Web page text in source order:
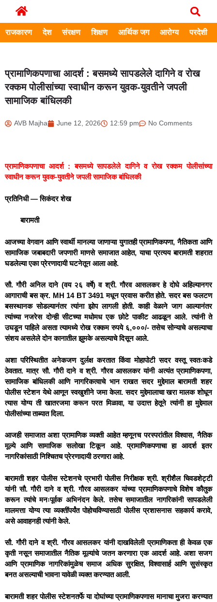
राजकारण देश संरक्षण शिक्षण आर्थिक जग आरोग्य परदेशी
प्रामाणिकपणाचा आदर्श : बसमध्ये सापडलेले दागिने व रोख
रक्कम पोलीसांच्या स्वाधीन करून युवक-युवतीने जपली
सामाजिक बांधिलकी
AVB Majha June 12, 2026 12:59 pm No Comments
प्रामाणिकपणाचा आदर्श : बसमध्ये सापडलेले दागिने व रोख रक्कम पोलीसांच्या
स्वाधीन करून युवक-युवतीने जपली सामाजिक बांधिलकी
प्रतिनिधी — सिकंदर शेख
बारामती
आजच्या वेगवान आणि स्वार्थी मानल्या जाणाऱ्या युगातही प्रामाणिकपणा, नैतिकता आणि
सामाजिक जबाबदारी जपणारी माणसे समाजात आहेत, याचा प्रत्यय बारामती शहरात
घडलेल्या एका प्रेरणादायी घटनेतून आला आहे.
सौ. गौरी अनिल दाने (वय २६ वर्षे) व श्री. गौरव आसलकर हे दोघे अहिल्यानगर
आगाराची बस क्र. MH 14 BT 3491 मधून प्रवास करीत होते. सदर बस फलटण
बसस्थानक सोडल्यानंतर त्यांना झोप लागली होती. काही वेळाने जाग आल्यानंतर
त्यांच्या नजरेस दोन्ही सीटच्या मधोमध एक छोटे पाकीट आढळून आले. त्यांनी ते
उघडून पाहिले असता त्यामध्ये रोख रक्कम रुपये ६,०००/- तसेच सोन्याचे असल्याचा
संशय असलेले दोन कानातील झुमके असल्याचे दिसून आले.
अशा परिस्थितीत अनेकजण दुर्लक्ष करतात किंवा मोहापोटी सदर वस्तू स्वतःकडे
ठेवतात. मात्र सौ. गौरी दाने व श्री. गौरव आसलकर यांनी अत्यंत प्रामाणिकपणा,
सामाजिक बांधिलकी आणि नागरिकत्वाचे भान राखत सदर मुद्देमाल बारामती शहर
पोलीस स्टेशन येथे आणून स्वखुशीने जमा केला. सदर मुद्देमालाचा खरा मालक शोधून
त्यास योग्य ती खातरजमा करून परत मिळावा, या उदात्त हेतूने त्यांनी हा मुद्देमाल
पोलीसांच्या ताब्यात दिला.
आजही समाजात अशा प्रामाणिक व्यक्ती आहेत म्हणूनच परस्परांतील विश्वास, नैतिक
मूल्ये आणि सामाजिक सलोखा टिकून आहे. प्रामाणिकपणाचा हा आदर्श इतर
नागरिकांसाठी निश्चितच प्रेरणादायी ठरणारा आहे.
बारामती शहर पोलीस स्टेशनचे प्रभारी पोलीस निरीक्षक श्री. श्रीशैल चिवडशेट्टी
यांनी सौ. गौरी दाने व श्री. गौरव आसलकर यांच्या प्रामाणिकपणाचे विशेष कौतुक
करून त्यांचे मनःपूर्वक अभिनंदन केले. तसेच समाजातील नागरिकांनी सापडलेली
मालमत्ता योग्य त्या व्यक्तींपर्यंत पोहोचविण्यासाठी पोलीस प्रशासनास सहकार्य करावे,
असे आवाहनही त्यांनी केले.
सौ. गौरी दाने व श्री. गौरव आसलकर यांनी दाखविलेली प्रामाणिकता ही केवळ एक
कृती नसून समाजातील नैतिक मूल्यांचे जतन करणारा एक आदर्श आहे. अशा सजग
आणि प्रामाणिक नागरिकांमुळेच समाज अधिक सुरक्षित, विश्वासार्ह आणि सुसंस्कृत
बनत असल्याची भावना यावेळी व्यक्त करण्यात आली.
बारामती शहर पोलीस स्टेशनतर्फे या दोघांच्या प्रामाणिकपणास मानाचा मुजरा करण्यात